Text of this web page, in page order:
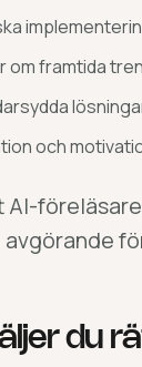
om framtida
och
AI-
avgörande
du